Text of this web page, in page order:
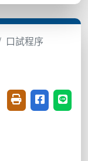
口試程序
友善列印(開新視
分享至臉書
分享